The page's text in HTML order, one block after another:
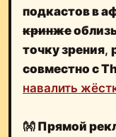
подкастов в
кринже
точку зрения,
совместно с
навалить
👐 Прямой